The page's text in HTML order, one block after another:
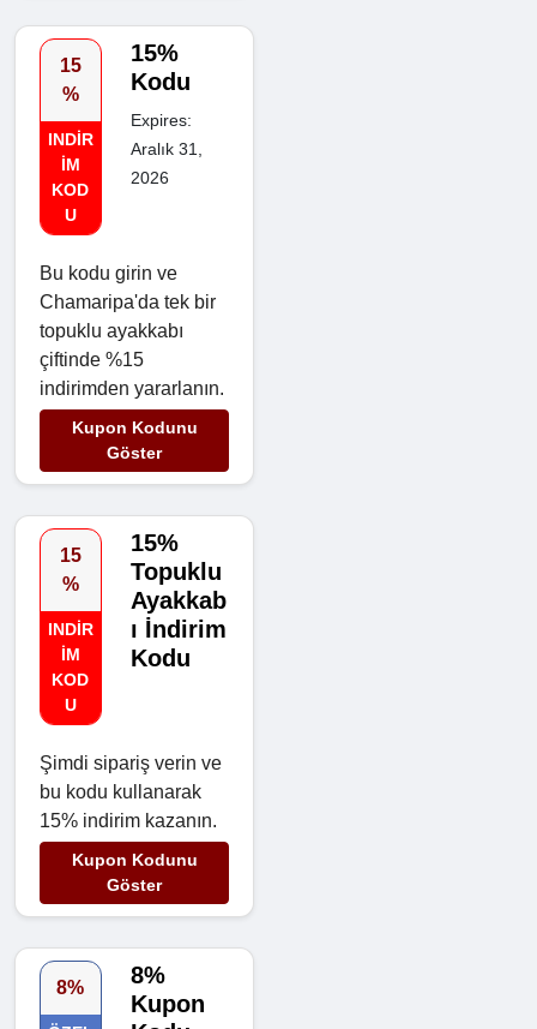
15
%
INDIR
IM
KOD
U
15%
Kodu
Expires:
Aralık 31,
2026
Bu kodu girin ve
Chamaripa'da tek bir
topuklu ayakkabı
çiftinde %15
indirimden yararlanın.
Kupon Kodunu
Göster
15
%
INDIR
IM
KOD
U
15%
Topuklu
Ayakkab
ı İndirim
Kodu
Şimdi sipariş verin ve
bu kodu kullanarak
15% indirim kazanın.
Kupon Kodunu
Göster
8%
8%
Kupon